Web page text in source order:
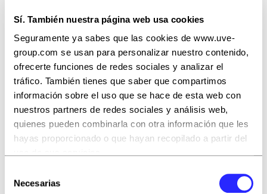
Sí. También nuestra página web usa cookies
Seguramente ya sabes que las cookies de www.uve-
group.com se usan para personalizar nuestro contenido,
ofrecerte funciones de redes sociales y analizar el
tráfico. También tienes que saber que compartimos
información sobre el uso que se hace de esta web con
nuestros partners de redes sociales y análisis web,
quienes pueden combinarla con otra información que les
hayas proporcionado o que hayan recopilado a partir del
Puedes aceptar todas las cookies pulsando el botón
Necesarias
¿Te has descargado
nuestro informe
completo gratis?
100 páginas de análisis, entrevistas a